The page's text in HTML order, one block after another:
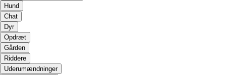
Hund
Chat
Dyr
Opdræt
Gården
Riddere
Uderumændninger